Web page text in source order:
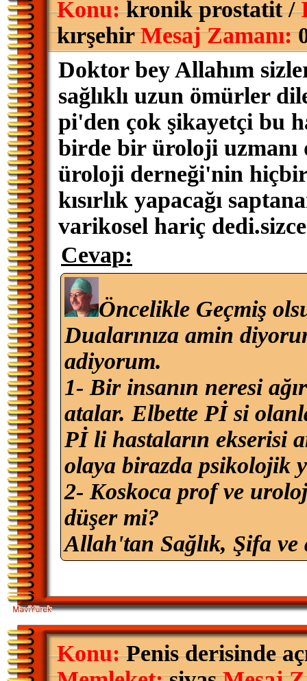
Konu:kronik prostatit /
kırşehirMesaj Zamanı:
Doktor bey Allahım
sağlıklı uzun ömürler
pi'den çok şikayetçi bu
birde bir üroloji
üroloji derneği'nin hiçbir
kısırlık yapacağı
varikosel hariç
Cevap:
Öncelikle Geçmiş
Dualarınıza amin
adiyorum.
1- Bir insanın neresi
atalar. Elbette Pİ si
Pİ li hastaların ekserisi
olaya birazda psikolojik
2- Koskoca prof ve
düşer mi?
Allah'tan Sağlık, Şifa
Konu:Penis derisinde